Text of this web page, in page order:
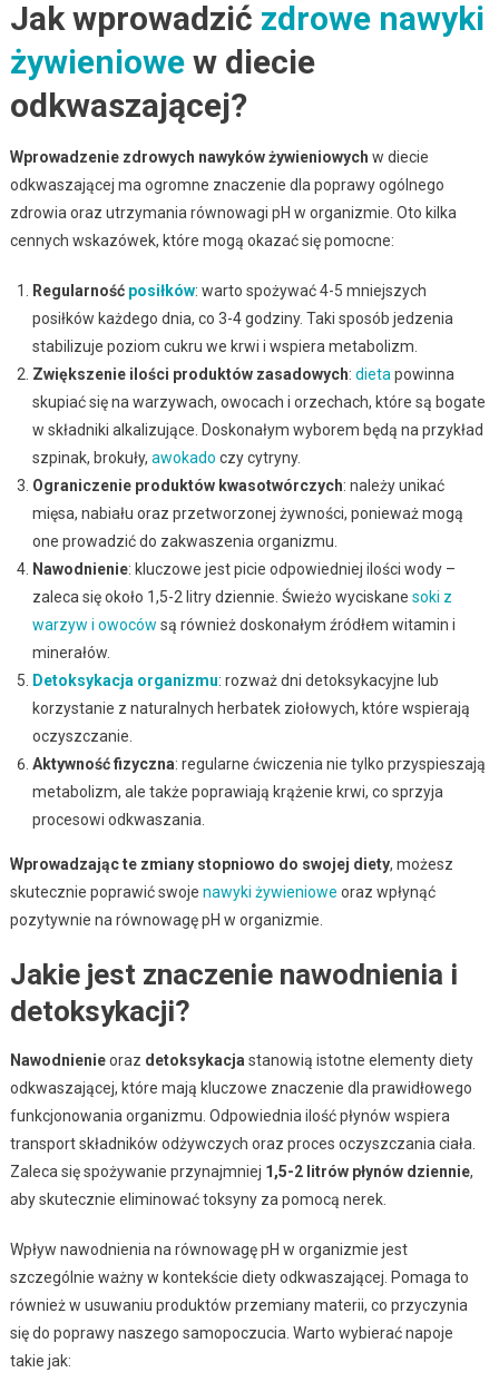
Jak wprowadzić zdrowe nawyki
żywieniowew diecie
odkwaszającej?
Wprowadzenie zdrowych nawyków żywieniowych w diecie
odkwaszającej ma ogromne znaczenie dla poprawy ogólnego
zdrowia oraz utrzymania równowagi pH w organizmie. Oto kilka
cennych wskazówek, które mogą okazać się pomocne:
Regularność posiłków: warto spożywać 4-5 mniejszych
posiłków każdego dnia, co 3-4 godziny. Taki sposób jedzenia
stabilizuje poziom cukru we krwi i wspiera metabolizm.
Zwiększenie ilości produktów zasadowych: dietapowinna
skupiać się na warzywach, owocach i orzechach, które są bogate
w składniki alkalizujące. Doskonałym wyborem będą na przykład
szpinak, brokuły, awokado czy cytryny.
Ograniczenie produktów kwasotwórczych: należy unikać
mięsa, nabiału oraz przetworzonej żywności, ponieważ mogą
one prowadzić do zakwaszenia organizmu.
Nawodnienie: kluczowe jest picie odpowiedniej ilości wody –
zaleca się około 1,5-2 litry dziennie. Świeżo wyciskane soki z
warzyw i owoców są również doskonałym źródłem witamin i
minerałów.
Detoksykacja organizmu: rozważ dni detoksykacyjne lub
korzystanie z naturalnych herbatek ziołowych, które wspierają
oczyszczanie.
Aktywność fizyczna: regularne ćwiczenia nie tylko przyspieszają
metabolizm, ale także poprawiają krążenie krwi, co sprzyja
procesowi odkwaszania.
Wprowadzając te zmiany stopniowo do swojej diety, możesz
skutecznie poprawić swoje nawyki żywieniowe oraz wpłynąć
pozytywnie na równowagę pH w organizmie.
Jakie jest znaczenie nawodnienia i
detoksykacji?
Nawodnienieoraz detoksykacjastanowią istotne elementy diety
odkwaszającej, które mają kluczowe znaczenie dla prawidłowego
funkcjonowania organizmu. Odpowiednia ilość płynów wspiera
transport składników odżywczych oraz proces oczyszczania ciała.
Zaleca się spożywanie przynajmniej 1,5-2 litrów płynów dziennie,
aby skutecznie eliminować toksyny za pomocą nerek.
Wpływ nawodnienia na równowagę pH w organizmie jest
szczególnie ważny w kontekście diety odkwaszającej. Pomaga to
również w usuwaniu produktów przemiany materii, co przyczynia
się do poprawy naszego samopoczucia. Warto wybierać napoje
takie jak: